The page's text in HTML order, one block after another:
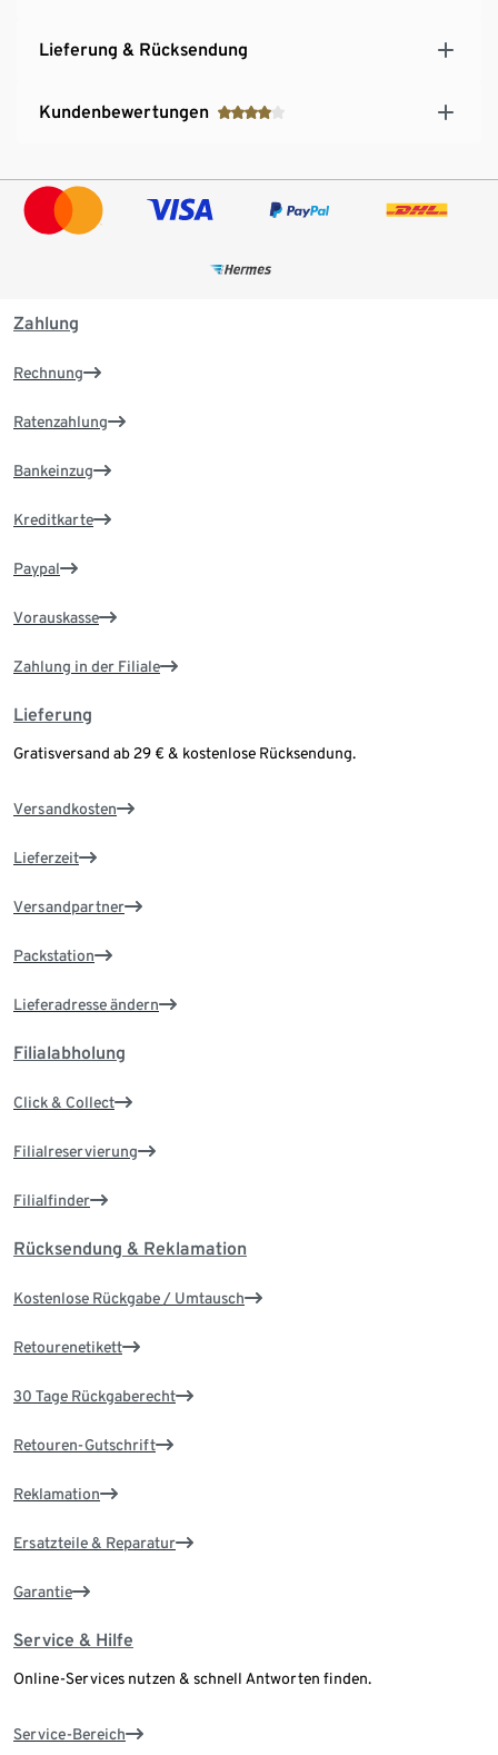
Lieferung & Rücksendung
Kundenbewertungen
Zahlung
Rechnung
Ratenzahlung
Bankeinzug
Kreditkarte
Paypal
Vorauskasse
Zahlung in der Filiale
Lieferung
Gratisversand ab 29 € & kostenlose Rücksendung.
Versandkosten
Lieferzeit
Versandpartner
Packstation
Lieferadresse ändern
Filialabholung
Click & Collect
Filialreservierung
Filialfinder
Rücksendung & Reklamation
Kostenlose Rückgabe / Umtausch
Retourenetikett
30 Tage Rückgaberecht
Retouren-Gutschrift
Reklamation
Ersatzteile & Reparatur
Garantie
Service & Hilfe
Online-Services nutzen & schnell Antworten finden.
Service-Bereich